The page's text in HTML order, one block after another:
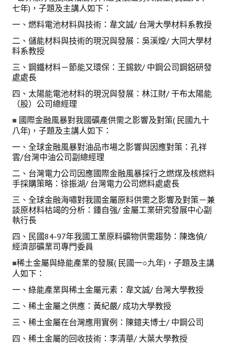
七年)，子題及主講人如下：
一、燃料電池材料與技術：韋文誠/ 台灣大學材料系教授
二、儲能材料與技術的現況與發展：吳溪煌/ 大同大學材
料系教授
三、鋼鐵材料－節能又環保：王錫欽/ 中鋼公司鋼鋁研發
處處長
四、太陽能電池材料的現況與發展：林江財/ 干布太陽能
（股）公司總經理
■ 國際金融風暴對我國礦產供需之影響及對策( 民國九十
八年)，子題及主講人如下：
一、全球金融風暴對油品市場之影響與因應對策：孔祥
雲/台灣中油公司副總經理
二、台灣電力公司因應國際金融風暴採行之燃煤及核燃料
手採購策略：徐振湖/ 台灣電力公司燃料處處長
三、全球金融海嘯對我國金屬原料供需之影響及對策－兼
談原材料枯竭的分析：鍾自強/ 金屬工業研究發展中心副
執行長
四、民國84-97年我國工業原料礦物供需趨勢：陳逸偵/
經濟部礦業司專門委員
■稀土金屬與綠能產業的發展( 民國一○九年)，子題及主講
人如下：
一、綠能產業與稀土金屬元素：韋文誠/ 台灣大學教授
二、稀土金屬之供應：黃紀嚴/ 成功大學教授
三、稀土金屬在台灣應用實例：陳鐿夫博士/ 中鋼公司
四、稀土金屬的回收技術：李清華/ 大葉大學教授